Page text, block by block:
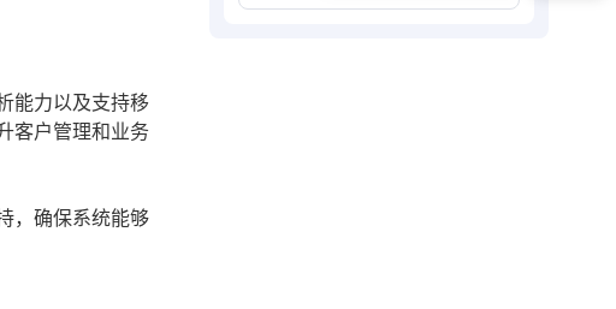
能力以及支持移
客户管理和业务
，确保系统能够